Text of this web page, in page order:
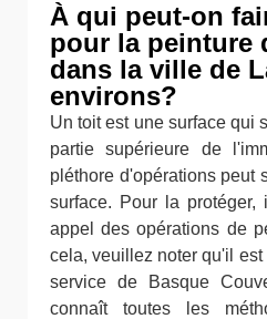
À qui peut-on
pour la peinture
dans la ville de
environs?
Un toit est une surface qui
partie supérieure de
pléthore d'opérations peut
surface. Pour la
appel des opérations de
cela, veuillez noter qu'il
service de Basque
connaît toutes les